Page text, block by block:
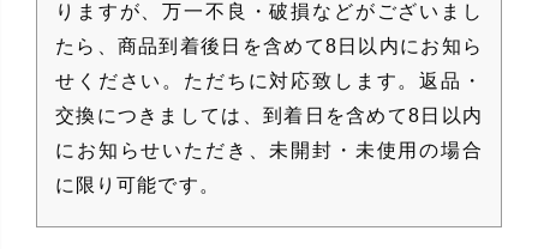
りますが、万一不良・破損などがございまし
たら、商品到着後日を含めて8日以内にお知ら
せください。ただちに対応致します。返品・
交換につきましては、到着日を含めて8日以内
にお知らせいただき、未開封・未使用の場合
に限り可能です。